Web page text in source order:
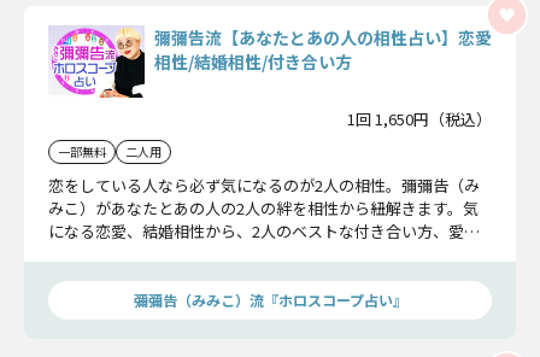
彌彌告流【あなたとあの人の相性占い】恋愛
相性/結婚相性/付き合い方
1回 1,650円（税込）
一部無料 二人用
恋をしている人なら必ず気になるのが2人の相性。彌彌告（み
みこ）があなたとあの人の2人の絆を相性から紐解きます。気
になる恋愛、結婚相性から、2人のベストな付き合い方、愛が
が満載です。
彌彌告（みみこ）流『ホロスコープ占い』